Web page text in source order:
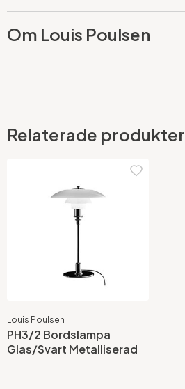
Om Louis Poulsen
Relaterade produkter
Louis Poulsen
PH3/2 Bordslampa
Glas/Svart Metalliserad